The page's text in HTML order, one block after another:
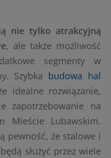
nie tylko atrakcyjną
, ale także możliwość
segmenty w
Szybka budowa hal
idealne rozwiązanie,
zapotrzebowanie na
Mieście Lubawskim.
pewność, że stalowe i
służyć przez wiele